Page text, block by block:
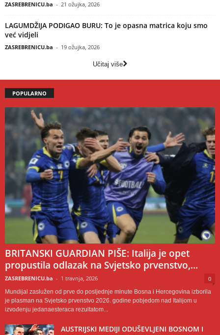
ZASREBRENICU.ba - 21 ožujka, 2026
LAGUMDŽIJA PODIGAO BURU: To je opasna matrica koju smo
već vidjeli
ZASREBRENICU.ba - 19 ožujka, 2026
Učitaj više
POPULARNO
BRITANSKI GUARDIAN PIŠE: Italija je opet
propustila odlazak na Svjetsko prvenstvo,...
ZASREBRENICU.ba - 1 travnja, 2026 0
Mundijal zaslužen od prve do posljednje minute Bosna i Hercegovina izborila
je plasman na Svjetsko prvenstvo 2026. godine pobjedom nad Italijom u
izvođenju jedanaesteraca rezultatom...
AUSTRIJSKI MEDIJI ODUŠEVLJENI BOSNOM I